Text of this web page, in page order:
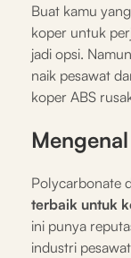
Buat kamu
koper untuk
jadi opsi.
naik pesawat
koper ABS
Polycarbonate
terbaik untuk
ini punya
industri